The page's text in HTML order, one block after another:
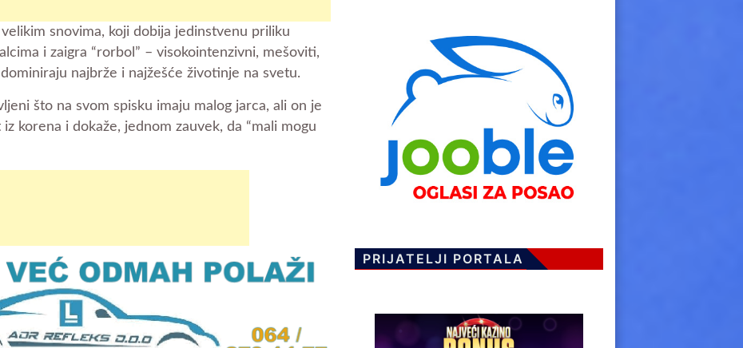
snovima, koji dobija jedinstvenu priliku
i zaigra “rorbol” – visokointenzivni, mešoviti,
najbrže i najžešće životinje na svetu.
što na svom spisku imaju malog jarca, ali on je
korena i dokaže, jednom zauvek, da “mali mogu
PRIJATELJI PORTALA